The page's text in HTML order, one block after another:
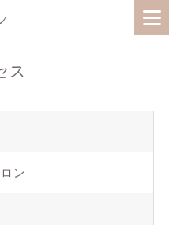
について
ス
ン